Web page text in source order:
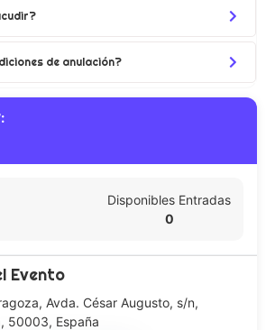
de anulación?
Disponibles Entradas
0
Evento
Avda. César Augusto, s/n,
50003, España